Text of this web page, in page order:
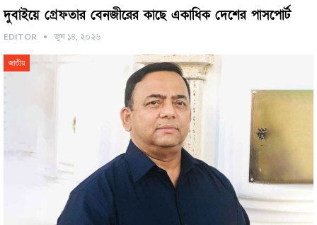
দুবাইয়ে গ্রেফতার বেনজীরের কাছে একাধিক দেশের পাসপোর্ট
EDITOR জুন ১৪, ২০২৬
জাতীয়